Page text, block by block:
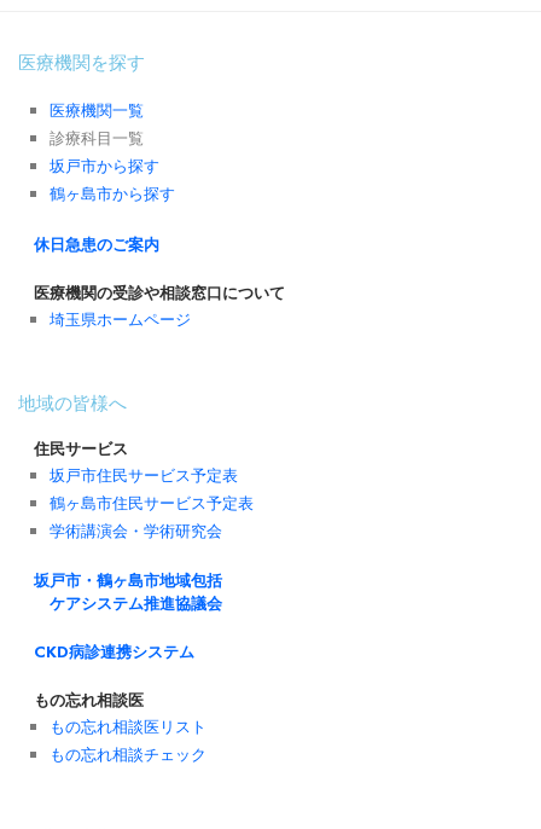
医療機関を探す
医療機関一覧
診療科目一覧
坂戸市から探す
鶴ヶ島市から探す
休日急患のご案内
医療機関の受診や相談窓口について
埼玉県ホームページ
地域の皆様へ
住民サービス
坂戸市住民サービス予定表
鶴ヶ島市住民サービス予定表
学術講演会・学術研究会
坂戸市・鶴ヶ島市地域包括
ケアシステム推進協議会
CKD病診連携システム
もの忘れ相談医
もの忘れ相談医リスト
もの忘れ相談チェック